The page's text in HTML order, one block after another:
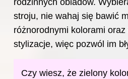
rodzinnych obiadów.
stroju, nie wahaj się bawić
różnorodnymi kolorami
stylizacje, więc pozwól im
Czy wiesz, że zielony